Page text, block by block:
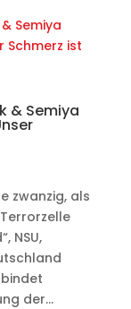
& Semiya
zwanzig, als
NSU,
der...